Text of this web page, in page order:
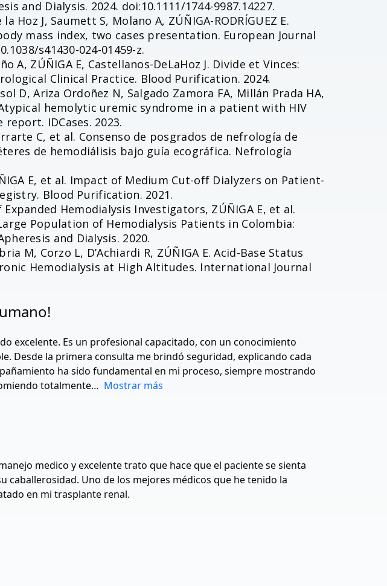
and Dialysis. 2024. doi:10.1111/1744-9987.14227.
Hoz J, Saumett S, Molano A, ZÚÑIGA-RODRÍGUEZ E.
mass index, two cases presentation. European Journal
s41430-024-01459-z.
A, ZÚÑIGA E, Castellanos-DeLaHoz J. Divide et Vinces:
Clinical Practice. Blood Purification. 2024.
D, Ariza Ordoñez N, Salgado Zamora FA, Millán Prada HA,
hemolytic uremic syndrome in a patient with HIV
IDCases. 2023.
C, et al. Consenso de posgrados de nefrología de
de hemodiálisis bajo guía ecográfica. Nefrología
E, et al. Impact of Medium Cut-off Dialyzers on Patient-
Blood Purification. 2021.
Hemodialysis Investigators, ZÚÑIGA E, et al.
Population of Hemodialysis Patients in Colombia:
and Dialysis. 2020.
M, Corzo L, D’Achiardi R, ZÚÑIGA E. Acid-Base Status
Hemodialysis at High Altitudes. International Journal
excelente. Es un profesional capacitado, con un conocimiento
Desde la primera consulta me brindó seguridad, explicando cada
ha sido fundamental en mi proceso, siempre mostrando
totalmente
Mostrar más
medico y excelente trato que hace que el paciente se sienta
caballerosidad. Uno de los mejores médicos que he tenido la
en mi trasplante renal.